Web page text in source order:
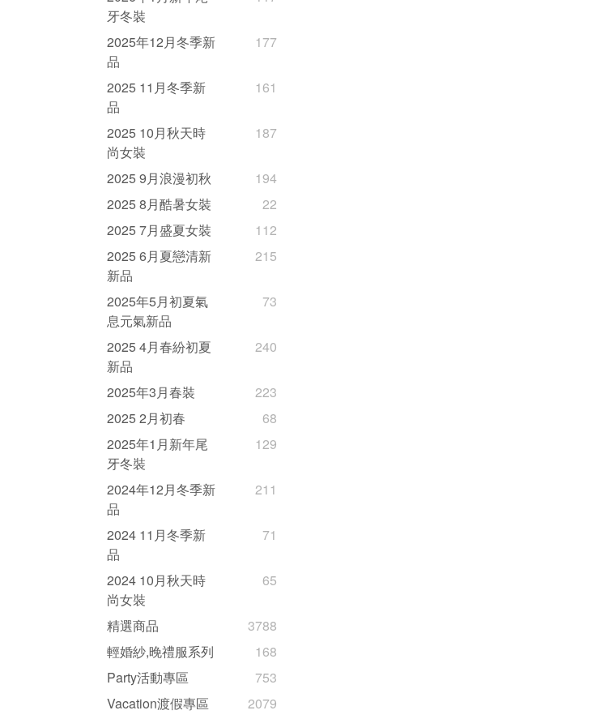
牙冬裝
2025年12月冬季新
品
177
2025 11月冬季新
品
161
2025 10月秋天時
尚女裝
187
2025 9月浪漫初秋
194
2025 8月酷暑女裝
22
2025 7月盛夏女裝
112
2025 6月夏戀清新
新品
215
2025年5月初夏氣
息元氣新品
73
2025 4月春紛初夏
新品
240
2025年3月春裝
223
2025 2月初春
68
2025年1月新年尾
牙冬裝
129
2024年12月冬季新
品
211
2024 11月冬季新
品
71
2024 10月秋天時
尚女裝
65
精選商品
3788
輕婚紗,晚禮服系列
168
Party活動專區
753
Vacation渡假專區
2079